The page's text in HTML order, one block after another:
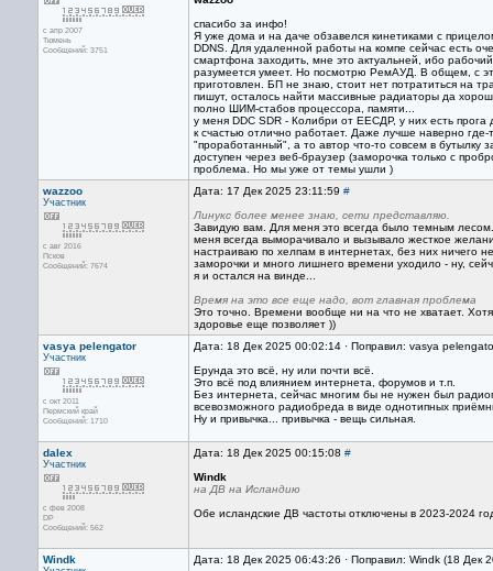
с апр 2007
Тюмень
Сообщений: 3751
спасибо за инфо!
Я уже дома и на даче обзавелся кинетиками с
DDNS. Для удаленной работы на компе сейчас есть
смартфона заходить, мне это актуальней, ибо
разумеется умеет. Но посмотрю РемАУД. В общем, с
приготовлен. БП не знаю, стоит нет потратиться на
пишут, осталось найти массивные радиаторы да
полно ШИМ-стабов процессора, памяти...
у меня DDC SDR - Колибри от ЕЕСДР, у них есть
к счастью отлично работает. Даже лучше наверно
"проработанный", а то автор что-то совсем в бутылку
доступен через веб-браузер (заморочка только с
проблема. Но мы уже от темы ушли )
wazzoo
Участник
с авг 2016
Псков
Сообщений: 7674
Дата: 17 Дек 2025 23:11:59 #
Линукс более менее знаю, сети представляю.
Завидую вам. Для меня это всегда было темным
меня всегда выморачивало и вызывало жесткое
настраиваю по хелпам в интернетах, без них ничего
заморочки и много лишнего времени уходило - ну,
я и остался на винде...
Время на это все еще надо, вот главная проблема
Это точно. Времени вообще ни на что не хватает.
здоровье еще позволяет ))
vasya pelengator
Участник
с окт 2011
Пермский край
Сообщений: 1710
Дата: 18 Дек 2025 00:02:14 · Поправил: vasya
Ерунда это всё, ну или почти всё.
Это всё под влиянием интернета, форумов и т.п.
Без интернета, сейчас многим бы не нужен был
всевозможного радиобреда в виде однотипных
Ну и привычка... привычка - вещь сильная.
dalex
Участник
с фев 2008
DP
Сообщений: 562
Дата: 18 Дек 2025 00:15:08 #
Windk
на ДВ на Исландию
Обе исландские ДВ частоты отключены в 2023-2024
Windk
Дата: 18 Дек 2025 06:43:26 · Поправил: Windk (18 Дек